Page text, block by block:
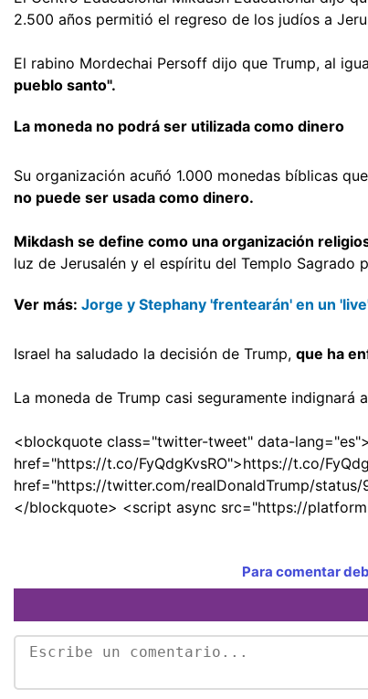
2.500 años permitió el regreso de los judíos a
El rabino Mordechai Persoff dijo que Trump, al
pueblo santo".
La moneda no podrá ser utilizada como dinero
Su organización acuñó 1.000 monedas bíblicas
no puede ser usada como dinero.
Mikdash se define como una organización
luz de Jerusalén y el espíritu del Templo Sagrado
Ver más: Jorge y Stephany 'frentearán' en un
Israel ha saludado la decisión de Trump, que ha
La moneda de Trump casi seguramente indignará
<blockquote class="twitter-tweet" data-
href="https://t.co/FyQdgKvsRO">https://t.co/
href="https://twitter.com/realDonaldTrump/
</blockquote> <script async src="https://
Para comentar